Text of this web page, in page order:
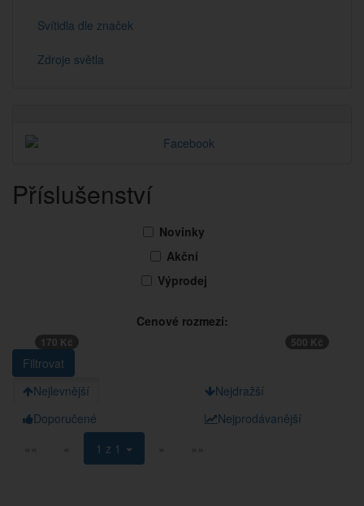
Svítidla dle značek
Zdroje světla
Příslušenství
Novinky
Akční
Výprodej
Cenové rozmezí:
170 Kč 500 Kč
Nejlevnější
Nejdražší
Doporučené
Nejprodávanější
««
« 1 z 1 » »»